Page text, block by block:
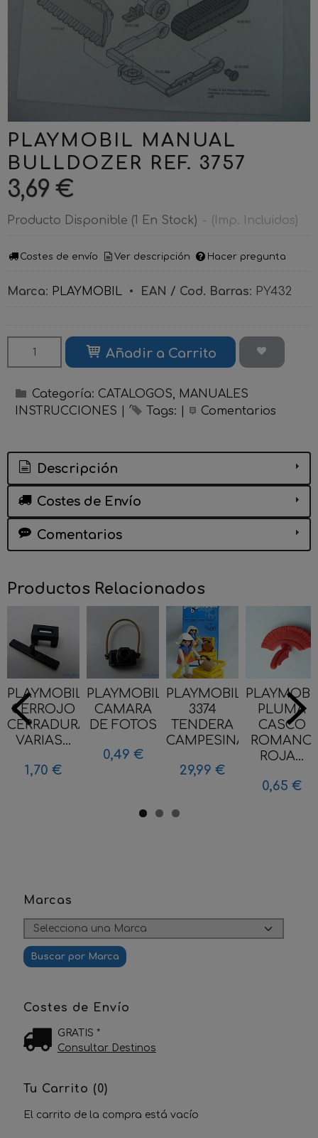
Marcas
Costes de Envío
GRATIS *
Consultar Destinos
Tu Carrito (0)
El carrito de la compra está vacío
PLAYMOBIL MANUAL
BULLDOZER REF. 3757
3,69 €
Producto Disponible (1 En Stock) - (Imp. Incluidos)
Costes de envío Ver descripción Hacer pregunta
Marca: PLAYMOBIL • EAN / Cod. Barras: PY432
Añadir a Carrito
Categoría: CATALOGOS, MANUALES
INSTRUCCIONES
Tags: Comentarios
Descripción
Costes de Envío
Comentarios
Productos Relacionados
PLAYMOBIL
CERROJO
CERRADURA
VARIAS...
1,70 €
PLAYMOBIL
CAMARA
DE FOTOS
0,49 €
PLAYMOBIL
3374
TENDERA
CAMPESINA...
29,99 €
PLUMA
CASCO
ROMANO
ROJA...
0,65 €